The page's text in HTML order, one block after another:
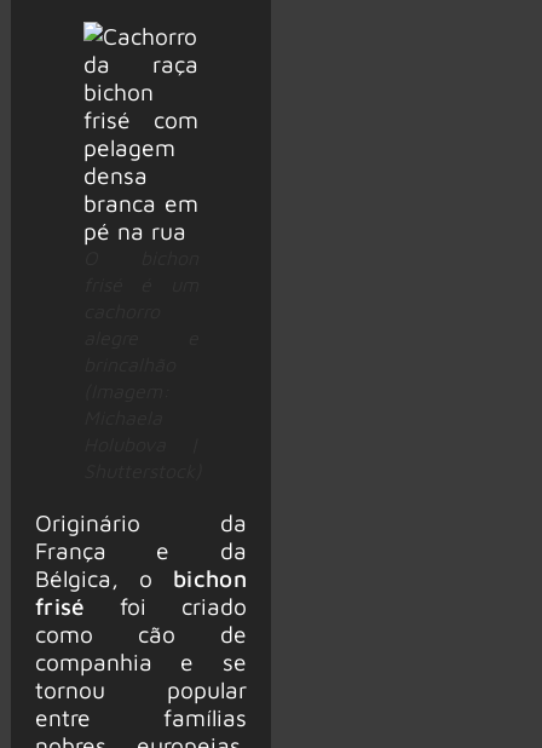
Originário da
França e da
Bélgica, o bichon
frisé foi criado
como cão de
companhia e se
tornou popular
entre famílias